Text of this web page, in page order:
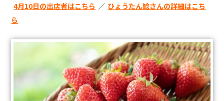
4月10日の出店者はこちら ／ ひょうたん鯰さんの詳細はこち
ら